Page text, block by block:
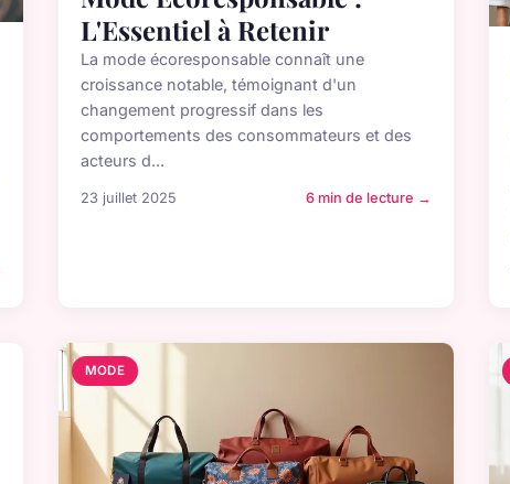
L'Essentiel à Retenir
La mode écoresponsable connaît une
croissance notable, témoignant d'un
changement progressif dans les
comportements des consommateurs et des
acteurs d...
23 juillet 2025 6 min de lecture →
MODE